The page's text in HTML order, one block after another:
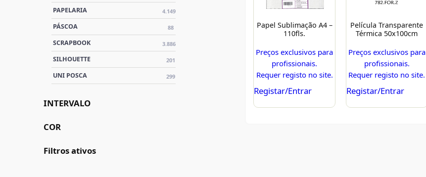
PAPELARIA 4.149
PÁSCOA 88
SCRAPBOOK 3.886
SILHOUETTE 201
UNI POSCA 299
INTERVALO
COR
Filtros ativos
Papel Sublimação A4 –
110fls.
Preços exclusivos para
profissionais.
Requer registo no site.
Registar/Entrar
Película Transparente
Térmica 50x100cm
Preços exclusivos para
profissionais.
Requer registo no site.
Registar/Entrar